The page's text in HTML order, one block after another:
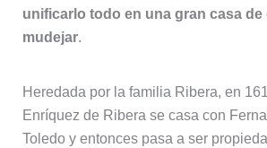
unificarlo todo en una gran casa
mudejar.
Heredada por la familia Ribera, en
Enríquez de Ribera se casa con
Toledo y entonces pasa a ser